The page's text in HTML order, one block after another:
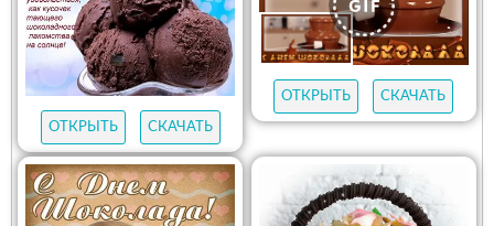
ОТКРЫТЬ СКАЧАТЬ
ОТКРЫТЬ СКАЧАТЬ